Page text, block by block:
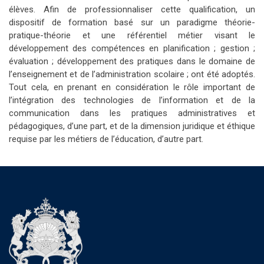
élèves. Afin de professionnaliser cette qualification, un
dispositif de formation basé sur un paradigme théorie-
pratique-théorie et une référentiel métier visant le
développement des compétences en planification ; gestion ;
évaluation ; développement des pratiques dans le domaine de
l’enseignement et de l’administration scolaire ; ont été adoptés.
Tout cela, en prenant en considération le rôle important de
l’intégration des technologies de l’information et de la
communication dans les pratiques administratives et
pédagogiques, d’une part, et de la dimension juridique et éthique
requise par les métiers de l’éducation, d’autre part.